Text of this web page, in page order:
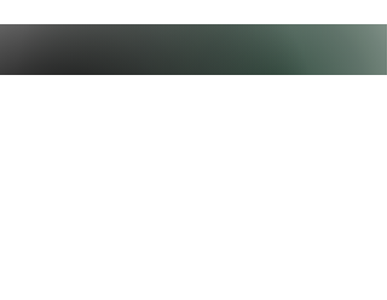
Your Path to